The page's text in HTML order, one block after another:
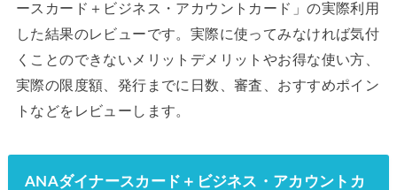
ースカード＋ビジネス・アカウントカード」の実際利用
した結果のレビューです。実際に使ってみなければ気付
くことのできないメリットデメリットやお得な使い方、
実際の限度額、発行までに日数、審査、おすすめポイン
トなどをレビューします。
ANAダイナースカード＋ビジネス・アカウントカ